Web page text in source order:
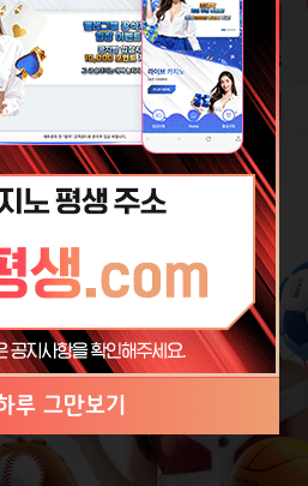
미니게임
MINI GAMES
PLAY NOW
루 그만보기
루 그만보기
루 그만보기
루 그만보기
루 그만보기
루 그만보기
루 그만보기
루 그만보기